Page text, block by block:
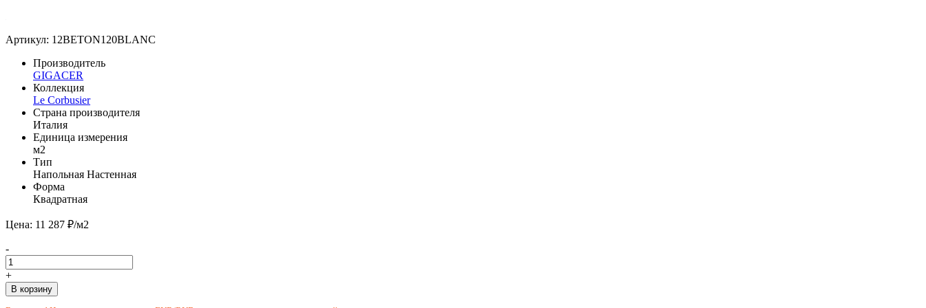
Артикул: 12BETON120BLANC
Производитель
GIGACER
Коллекция
Le Corbusier
Страна производителя
Италия
Единица измерения
м2
Тип
Напольная Настенная
Форма
Квадратная
Цена: 11 287 ₽/м2
-
+
В корзину